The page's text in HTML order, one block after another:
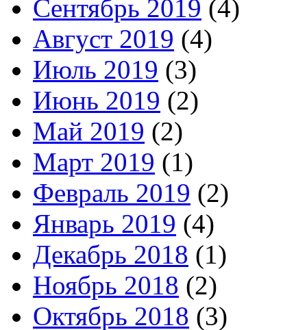
Сентябрь 2019 (4)
Август 2019 (4)
Июль 2019 (3)
Июнь 2019 (2)
Май 2019 (2)
Март 2019 (1)
Февраль 2019 (2)
Январь 2019 (4)
Декабрь 2018 (1)
Ноябрь 2018 (2)
Октябрь 2018 (3)